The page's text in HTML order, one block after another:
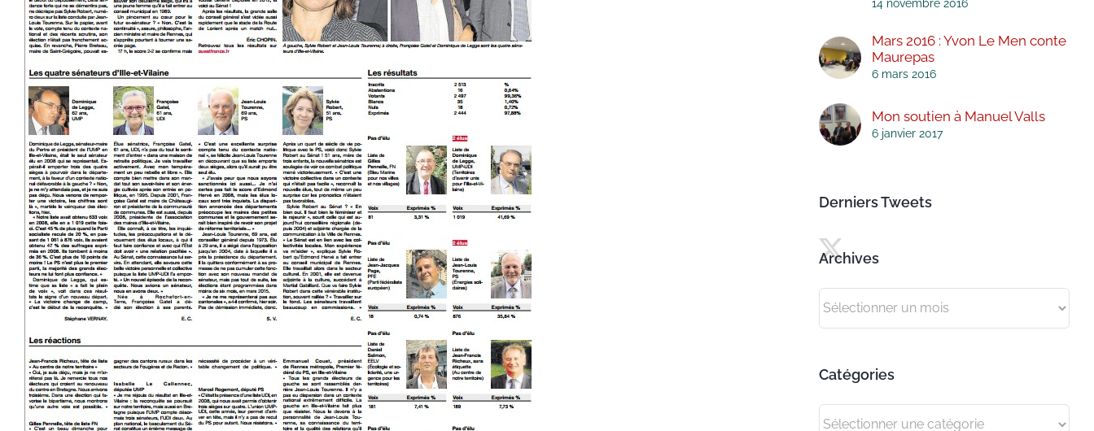
14 novembre 2016
Mars 2016 : Yvon Le Men conte
Maurepas
6 mars 2016
Mon soutien à Manuel Valls
6 janvier 2017
Derniers Tweets
Archives
Archives
Catégories
Catégories